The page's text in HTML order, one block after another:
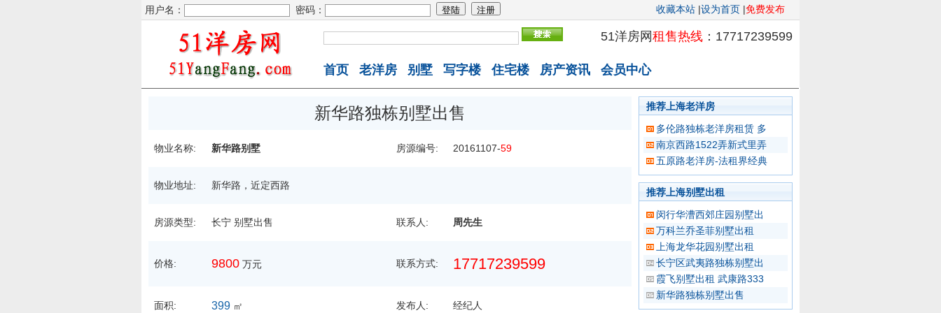
用户名： 密码： 收藏本站 |设为首页 |免费发布
51洋房网 租售热线 ：17717239599
首页 老洋房 别墅 写字楼 住宅楼 房产资讯 会员中心
新华路独栋别墅出售
物业名称: 新华路别墅 房源编号: 20161107-59
物业地址: 新华路，近定西路
房源类型: 长宁 别墅出售 联系人: 周先生
价格: 9800 万元 联系方式: 17717239599
面积: 399 ㎡ 发布人: 经纪人
推荐上海老洋房
多伦路独栋老洋房租赁 多
南京西路1522弄新式里弄
五原路老洋房-法租界经典
推荐上海别墅出租
闵行华漕西郊庄园别墅出
万科兰乔圣菲别墅出租
上海龙华花园别墅出租
长宁区武夷路独栋别墅出
霞飞别墅出租 武康路333
新华路独栋别墅出售